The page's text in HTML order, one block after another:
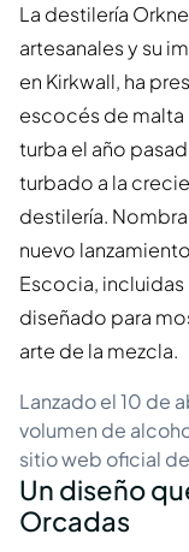
La destilería
artesanales y su
en Kirkwall, ha
escocés de malta
turba el año
turbado a la
destilería.
nuevo
Escocia, incluidas
diseñado para
arte de la mezcla.
Lanzado el 10 de
volumen de
sitio web oficial
Un diseño
Orcadas